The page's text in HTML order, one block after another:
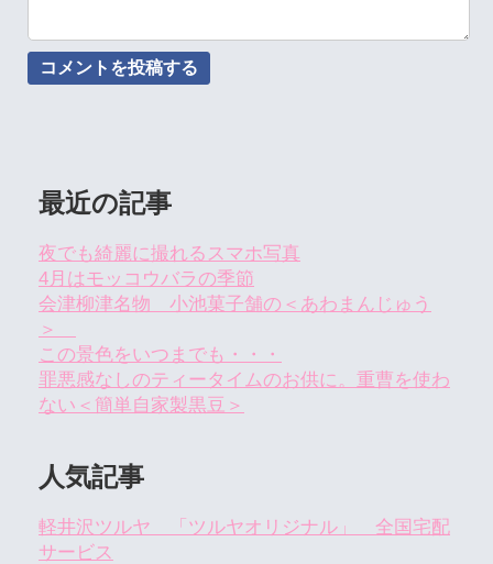
最近の記事
夜でも綺麗に撮れるスマホ写真
4月はモッコウバラの季節
会津柳津名物 小池菓子舗の＜あわまんじゅう
＞
この景色をいつまでも・・・
罪悪感なしのティータイムのお供に。重曹を使わ
ない＜簡単自家製黒豆＞
人気記事
軽井沢ツルヤ 「ツルヤオリジナル」 全国宅配
サービス